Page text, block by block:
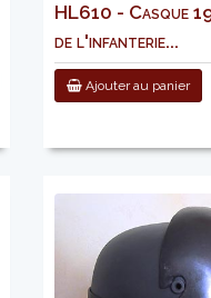
HL610 - Casque
de l'infanterie...
Ajouter au panier